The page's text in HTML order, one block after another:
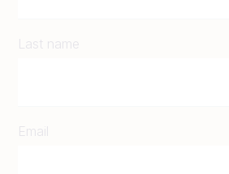
Last name
Email